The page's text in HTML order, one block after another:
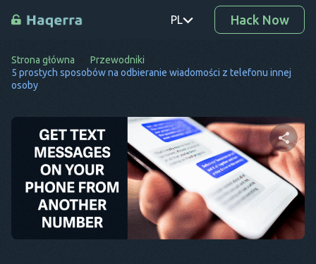
PL
PT
RO
DE
KO
EL
Hack Now
Strona główna
Przewodniki
5 prostych sposobów na odbieranie wiadomości z telefonu innej
osoby
Udostępnij ten artykuł
Twitter Facebook Kopiuj link